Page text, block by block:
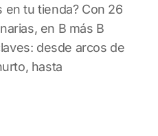
en tu tienda? Con 26
en B más B
desde arcos de
hasta